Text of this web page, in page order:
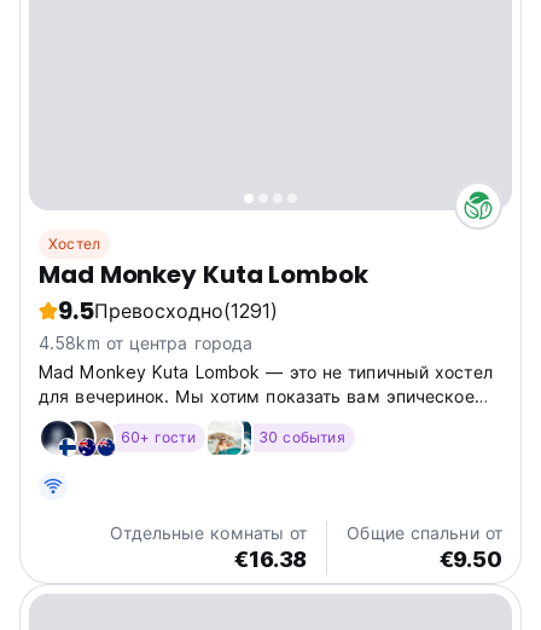
Хостел
Mad Monkey Kuta Lombok
9.5Превосходно(1291)
4.58km от центра города
Mad Monkey Kuta Lombok — это не типичный хостел
для вечеринок. Мы хотим показать вам эпическое
время, погружая наших гостей в местную культуру и
связывая их с местными сообществами.
60+ гости 30 события
Отдельные комнаты от
€16.38
Общие спальни от
€9.50